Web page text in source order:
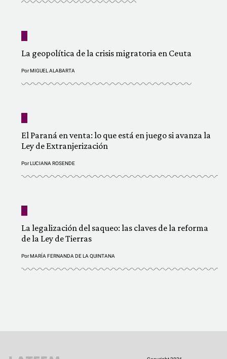
La geopolítica de la crisis migratoria en Ceuta
PorMIGUEL ALABARTA
El Paraná en venta: lo que está en juego si avanza la
Ley de Extranjerización
PorLUCIANA ROSENDE
La legalización del saqueo: las claves de la reforma
de la Ley de Tierras
PorMARÍA FERNANDA DE LA QUINTANA